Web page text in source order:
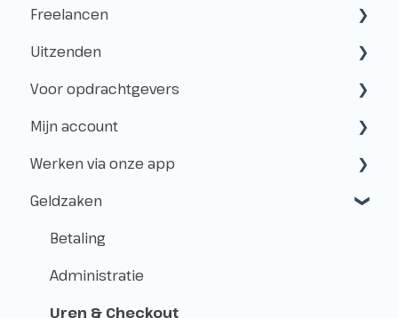
Freelancen
Starten als freelancer
Kvk & btw-id
Verzekeringen
Belastingen
Uitzenden
Hoe werkt het uitzenden?
Freelancen en uitzenden
Aanmelden voor klussen
Vóór de Klus!
Op de Klus
Na de Klus!
Geldzaken
Voor opdrachtgevers
Samenwerken met Flexwerkers
Gebruik van het platform
Betalingen & Kosten
Over Level.works
Mijn account
Aanmaken & toegang
Beheer
Werken via onze app
Aanmeldingen
Shifts
Flexpools
Afspraken
Geldzaken
Betaling
Administratie
Uren & Checkout